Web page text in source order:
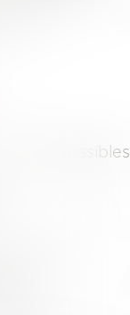
:
accessibles
de la